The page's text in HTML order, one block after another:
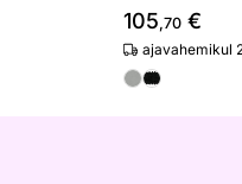
105,70 €
ajavahemikul